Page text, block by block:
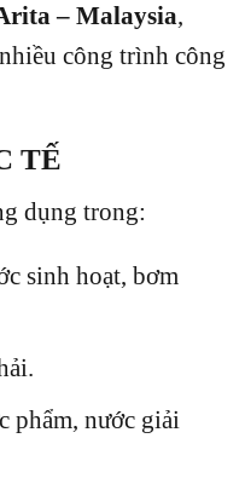
– Malaysia,
công trình công
TẾ
dụng trong:
sinh hoạt, bơm
phẩm, nước giải